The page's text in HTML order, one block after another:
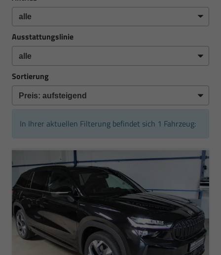
Ausstattungslinie
Sortierung
In Ihrer aktuellen Filterung befindet sich 1 Fahrzeug: